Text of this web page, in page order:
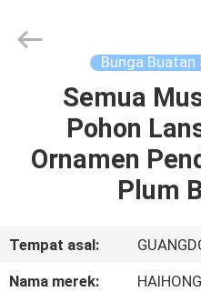
RUMAH
PRODUK
TENTANG
Factory.
Bunga
Semua
Pohon
Ornamen
Plum
Tempat asal:
Nama merek:
HAIHONG